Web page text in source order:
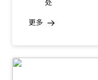
处
更多